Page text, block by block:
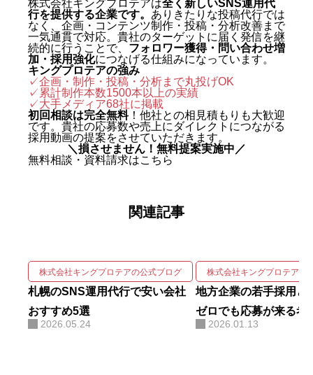
グジャパン。執行役員を2年間務
め、AIO対策（AI検索最適化）を
はじめとする最先端のAIマーケテ
ィングを実戦の現場で体得した。
2024年に株式会社キングプロテア
を創業。 実績は数字で裏づけられ
ている。SNS運用代行事業では、
自社アカウントを「札幌 SNS運用
gleニュースをはじめ大手メディア
画・撮影・編集・運用をワンスト
ップで回しながら、そこにAIを掛
け合わせて成果を伸ばす実装力に
ある。AIコンサルティング・AI研
株式会社キングプロテアは全く新しいSNS運用代
行を提供する企業です。 ありきたりな投稿代行では
なく、企画・コンテンツ制作・投稿・分析改善まで
一気通貫で対応。貴社のターゲットに届く発信を継
続的に行うことで、 フォロワー獲得・問い合わせ増
加・採用強化につなげる仕組みになっています。
キングプロテアの強み
✓企画・制作・投稿・分析まで丸投げOK
✓累計制作本数1500本以上の実績
✓大手メディア68社に掲載
初回相談は完全無料！他社との相見積もりも大歓迎
です。貴社の応募数や売上にダイレクトにつながる
採用動画の提案をさせていただきます。
＼損させません！無料提案実施中／
無料相談・資料請求はこちら
関連記事
株式会社キングプロテアの公式ブログ
札幌のSNS運用代行で安い会社
おすすめ5選
2026.05.24
株式会社キングプロテアの
地方企業の若手採用と
ゼロでも応募が来る考
2026.01.13